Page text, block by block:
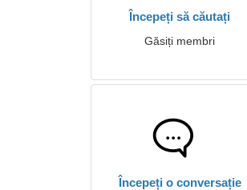
Începeți să căutați
Găsiți membri
Începeți o conversație